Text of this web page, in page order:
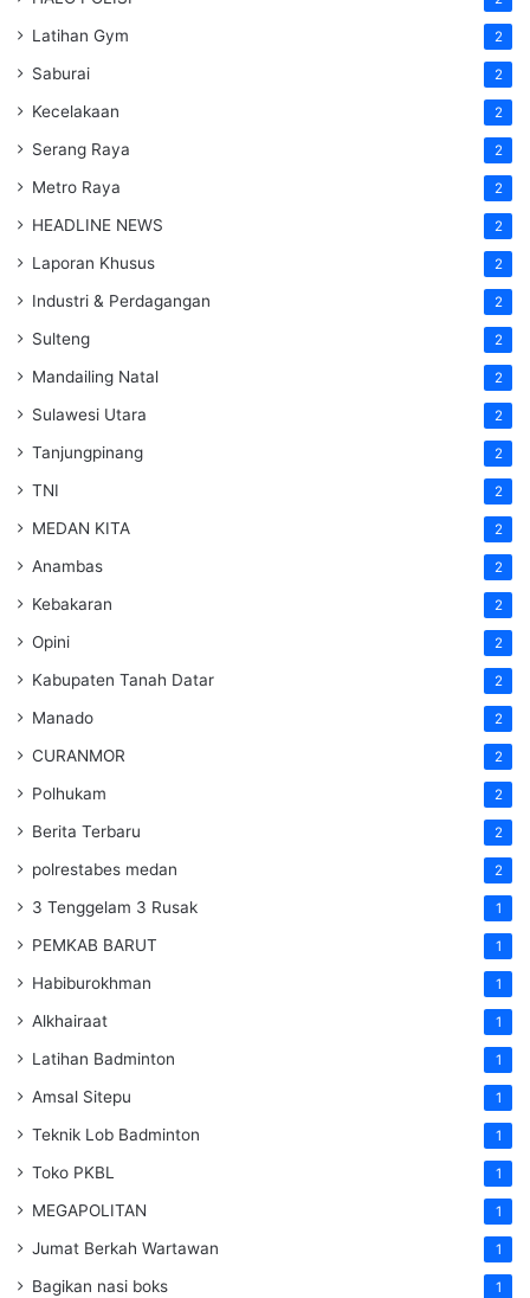
Latihan Gym 2
Saburai 2
Kecelakaan 2
Serang Raya 2
Metro Raya 2
HEADLINE NEWS 2
Laporan Khusus 2
Industri & Perdagangan 2
Sulteng 2
Mandailing Natal 2
Sulawesi Utara 2
Tanjungpinang 2
TNI 2
MEDAN KITA 2
Anambas 2
Kebakaran 2
Opini 2
Kabupaten Tanah Datar 2
Manado 2
CURANMOR 2
Polhukam 2
Berita Terbaru 2
polrestabes medan 2
3 Tenggelam 3 Rusak 1
PEMKAB BARUT 1
Habiburokhman 1
Alkhairaat 1
Latihan Badminton 1
Amsal Sitepu 1
Teknik Lob Badminton 1
Toko PKBL 1
MEGAPOLITAN 1
Jumat Berkah Wartawan 1
Bagikan nasi boks 1